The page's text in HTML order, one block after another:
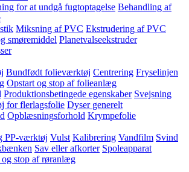
for at undgå fugtoptagelse Behandling af
Miksning af PVC Ekstrudering af PVC
smøremiddel Planetvalseekstruder
Bundfødt folieværktøj Centrering Fryselinjen
Opstart og stop af folieanlæg
Produktionsbetingede egenskaber Svejsning
for flerlagsfolie Dyser generelt
Opblæsningsforhold Krympefolie
PP-værktøj Vulst Kalibrering Vandfilm Svind
Sav eller afkorter Spoleapparat
og stop af røranlæg